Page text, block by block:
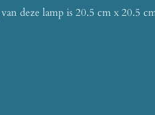
deze lamp is 20.5 cm x 20.5